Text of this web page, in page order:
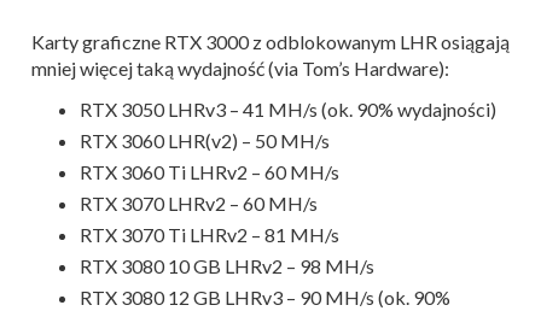
Karty graficzne RTX 3000 z odblokowanym LHR osiągają
mniej więcej taką wydajność (via Tom’s Hardware):
RTX 3050 LHRv3 – 41 MH/s (ok. 90% wydajności)
RTX 3060 LHR(v2) – 50 MH/s
RTX 3060 Ti LHRv2 – 60 MH/s
RTX 3070 LHRv2 – 60 MH/s
RTX 3070 Ti LHRv2 – 81 MH/s
RTX 3080 10 GB LHRv2 – 98 MH/s
RTX 3080 12 GB LHRv3 – 90 MH/s (ok. 90%